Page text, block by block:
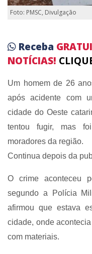
Foto: PMSC, Divulgação
Receba
NOTÍCIAS!
Um homem de 26
após acidente com
cidade do Oeste
tentou fugir, mas
moradores da região.
Continua depois da
O crime aconteceu
segundo a Polícia
afirmou que estava
cidade, onde
com materiais.